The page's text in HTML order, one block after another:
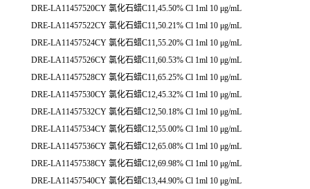
DRE-LA11457520CY 氯化石蜡C11,45.50% Cl 1ml 10 μg/mL
DRE-LA11457522CY 氯化石蜡C11,50.21% Cl 1ml 10 μg/mL
DRE-LA11457524CY 氯化石蜡C11,55.20% Cl 1ml 10 μg/mL
DRE-LA11457526CY 氯化石蜡C11,60.53% Cl 1ml 10 μg/mL
DRE-LA11457528CY 氯化石蜡C11,65.25% Cl 1ml 10 μg/mL
DRE-LA11457530CY 氯化石蜡C12,45.32% Cl 1ml 10 μg/mL
DRE-LA11457532CY 氯化石蜡C12,50.18% Cl 1ml 10 μg/mL
DRE-LA11457534CY 氯化石蜡C12,55.00% Cl 1ml 10 μg/mL
DRE-LA11457536CY 氯化石蜡C12,65.08% Cl 1ml 10 μg/mL
DRE-LA11457538CY 氯化石蜡C12,69.98% Cl 1ml 10 μg/mL
DRE-LA11457540CY 氯化石蜡C13,44.90% Cl 1ml 10 μg/mL